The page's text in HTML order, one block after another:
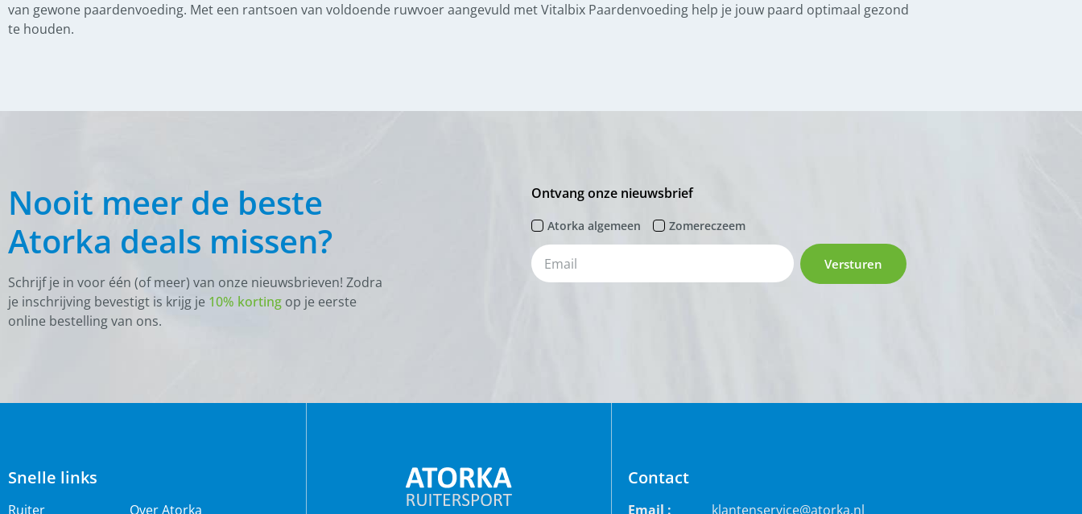
van gewone paardenvoeding. Met een rantsoen van voldoende ruwvoer aangevuld met Vitalbix Paardenvoeding help je jouw paard optimaal gezond
te houden.
Nooit meer de beste
Atorka deals missen?
Schrijf je in voor één (of meer) van onze nieuwsbrieven! Zodra
je inschrijving bevestigt is krijg je 10% korting op je eerste
online bestelling van ons.
Ontvang onze nieuwsbrief
Atorka algemeen Zomereczeem
Versturen
Snelle links
Ruiter Over Atorka
Contact
Email : klantenservice@atorka.nl